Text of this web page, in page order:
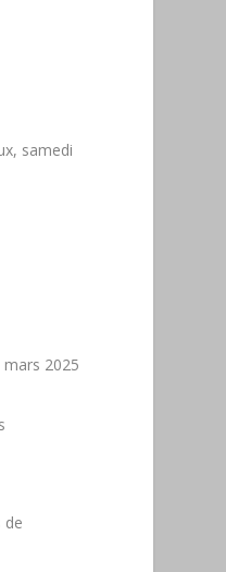
samedi
2025
de